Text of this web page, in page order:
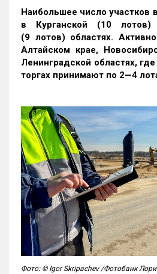
Наибольшее число участков
в Курганской (10 лотов)
(9 лотов) областях.
Алтайском крае,
Ленинградской областях,
торгах принимают по 2—4
Фото: © Igor Skripachev /Фотобанк Лори